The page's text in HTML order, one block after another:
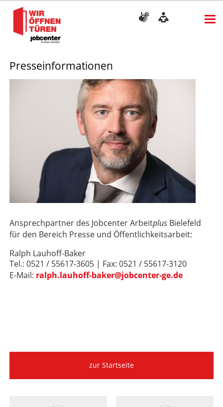
Presseinformationen
Ansprechpartner des Jobcenter ArbeitplusBielefeld
für den Bereich Presse und Öffentlichkeitsarbeit:
Ralph Lauhoff-Baker
Tel.: 0521 / 55617-3605 | Fax: 0521 / 55617-3120
E-Mail: ralph.lauhoff-baker@jobcenter-ge.de
zur Startseite